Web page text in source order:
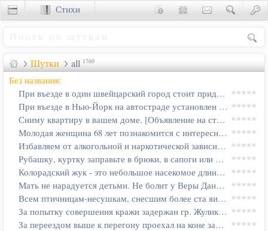
Шутки all 1760
Без названия:
При въезде в один швейцарский город стоит придорожный щит, на нём…
При въезде в Нью-Йорк на автостраде установлен плакат: "Столбы…
Сниму квартиру в вашем доме. [Объявление на столбе в г. Киеве]
Молодая женщина 68 лет познакомится с интересным…
Избавляем от алкогольной и наркотической зависимости за один сеанс…
Рубашку, куртку заправьте в брюки, в сапоги или носки. [Из листовки…
Колорадский жук - это небольшое насекомое длиной 8-12 сантиметров…
Мать не нарадуется детьми. Не болит у Веры Даниловны душа за них…
Всем птичницам-несушкам, снесшим более ста яиц, явиться в контору в…
За попытку совершения кражи задержан гр. Жулик. [Из акта]
За переездом выше к перегону проехал на коне запряженный в сани…
Стихи